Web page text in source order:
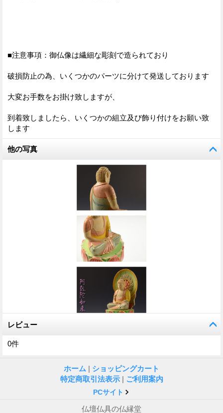
■注意事項：御仏像は繊細な彫刻で造られており
破損防止の為、いくつかのパーツに分けて発送しております
大変お手数をお掛け致しますが、
到着致しましたら、いくつかの組立及び飾り付けをお願い致
します
他の写真
レビュー
0件
ホーム | ショッピングカート
特定商取引法表示 | ご利用案内
PCサイト
仏壇仏具の仏縁堂